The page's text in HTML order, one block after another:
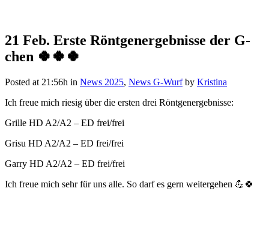
21 Feb. Erste Röntgenergebnisse der G-
chen 🍀🍀🍀
Posted at 21:56h in News 2025, News G-Wurf by Kristina
Ich freue mich riesig über die ersten drei Röntgenergebnisse:
Grille HD A2/A2 – ED frei/frei
Grisu HD A2/A2 – ED frei/frei
Garry HD A2/A2 – ED frei/frei
Ich freue mich sehr für uns alle. So darf es gern weitergehen 💪🍀